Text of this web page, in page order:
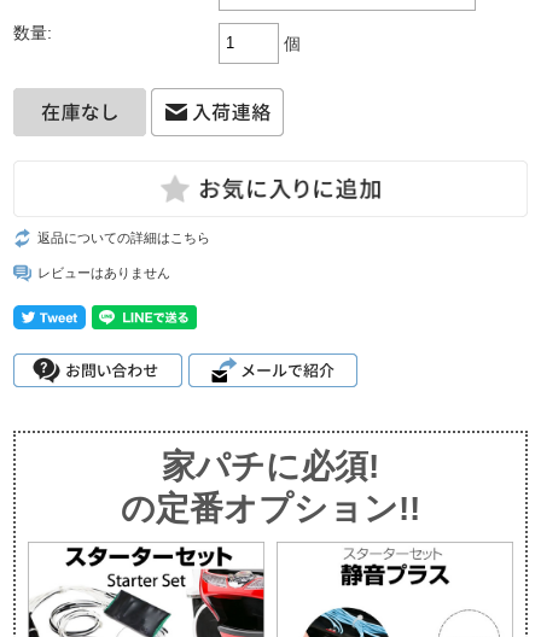
数量:
個
返品についての詳細はこちら
レビューはありません
家パチに必須!
の定番オプション!!